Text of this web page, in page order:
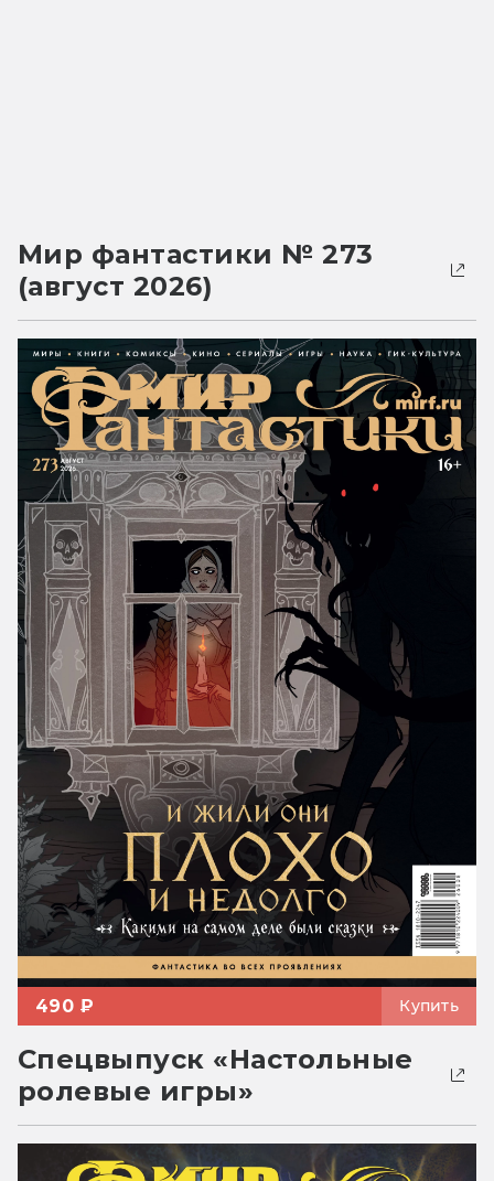
Мир фантастики № 273
(август 2026)
490 ₽ Купить
Спецвыпуск «Настольные
ролевые игры»